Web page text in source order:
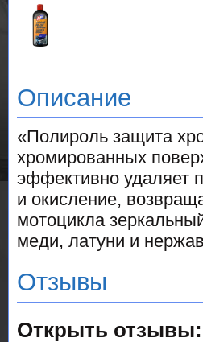
Описание
«Полироль защита
хромированных
эффективно удаляет
и окисление,
мотоцикла
меди, латуни и
Отзывы
Открыть